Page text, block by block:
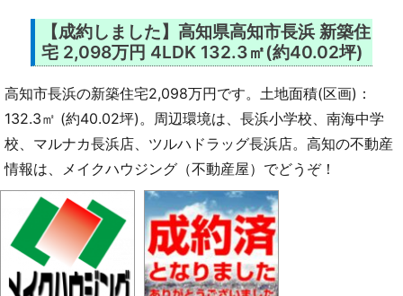
【成約しました】高知県高知市長浜 新築住
宅 2,098万円 4LDK 132.3㎡(約40.02坪)
高知市長浜の新築住宅2,098万円です。土地面積(区画)：
132.3㎡ (約40.02坪)。周辺環境は、長浜小学校、南海中学
校、マルナカ長浜店、ツルハドラッグ長浜店。高知の不動産
情報は、メイクハウジング（不動産屋）でどうぞ！